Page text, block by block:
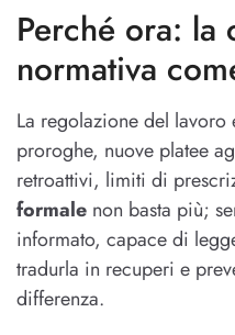
Perché ora: la
normativa
La regolazione del lavoro
proroghe, nuove platee
retroattivi, limiti di
formale non basta più;
informato, capace di
tradurla in recuperi e
differenza.